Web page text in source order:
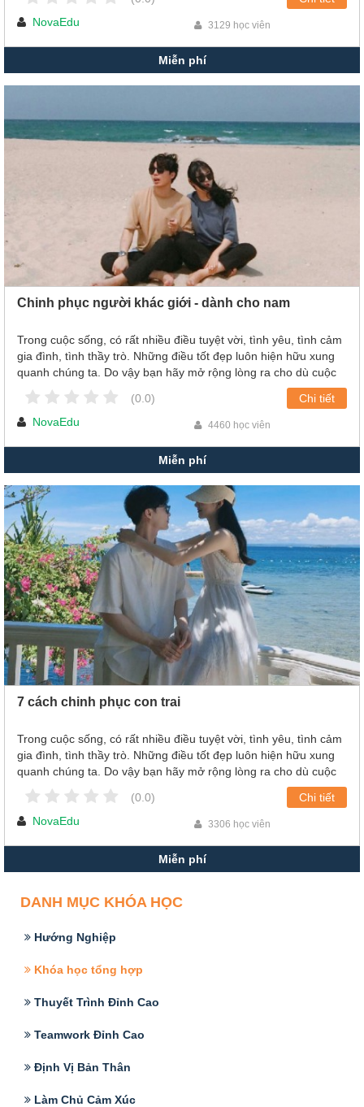
lại cho chúng ta đều rất đáng trân quý!
NovaEdu
3129 học viên
Miễn phí
Chinh phục người khác giới - dành cho nam
Trong cuộc sống, có rất nhiều điều tuyệt vời, tình yêu, tình cảm
gia đình, tình thầy trò. Những điều tốt đẹp luôn hiện hữu xung
quanh chúng ta. Do vậy bạn hãy mở rộng lòng ra cho dù cuộc
sống có khó khăn đến thế nào thì những món quà mà nó mang
lại cho chúng ta đều rất đáng trân quý!
(0.0)
Chi tiết
NovaEdu
4460 học viên
Miễn phí
7 cách chinh phục con trai
Trong cuộc sống, có rất nhiều điều tuyệt vời, tình yêu, tình cảm
gia đình, tình thầy trò. Những điều tốt đẹp luôn hiện hữu xung
quanh chúng ta. Do vậy bạn hãy mở rộng lòng ra cho dù cuộc
sống có khó khăn đến thế nào thì những món quà mà nó mang
lại cho chúng ta đều rất đáng trân quý!
(0.0)
Chi tiết
NovaEdu
3306 học viên
Miễn phí
DANH MỤC KHÓA HỌC
Hướng Nghiệp
Khóa học tổng hợp
Thuyết Trình Đỉnh Cao
Teamwork Đỉnh Cao
Định Vị Bản Thân
Làm Chủ Cảm Xúc